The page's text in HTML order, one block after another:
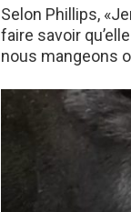
Selon Phillips,
faire savoir
nous mangeons